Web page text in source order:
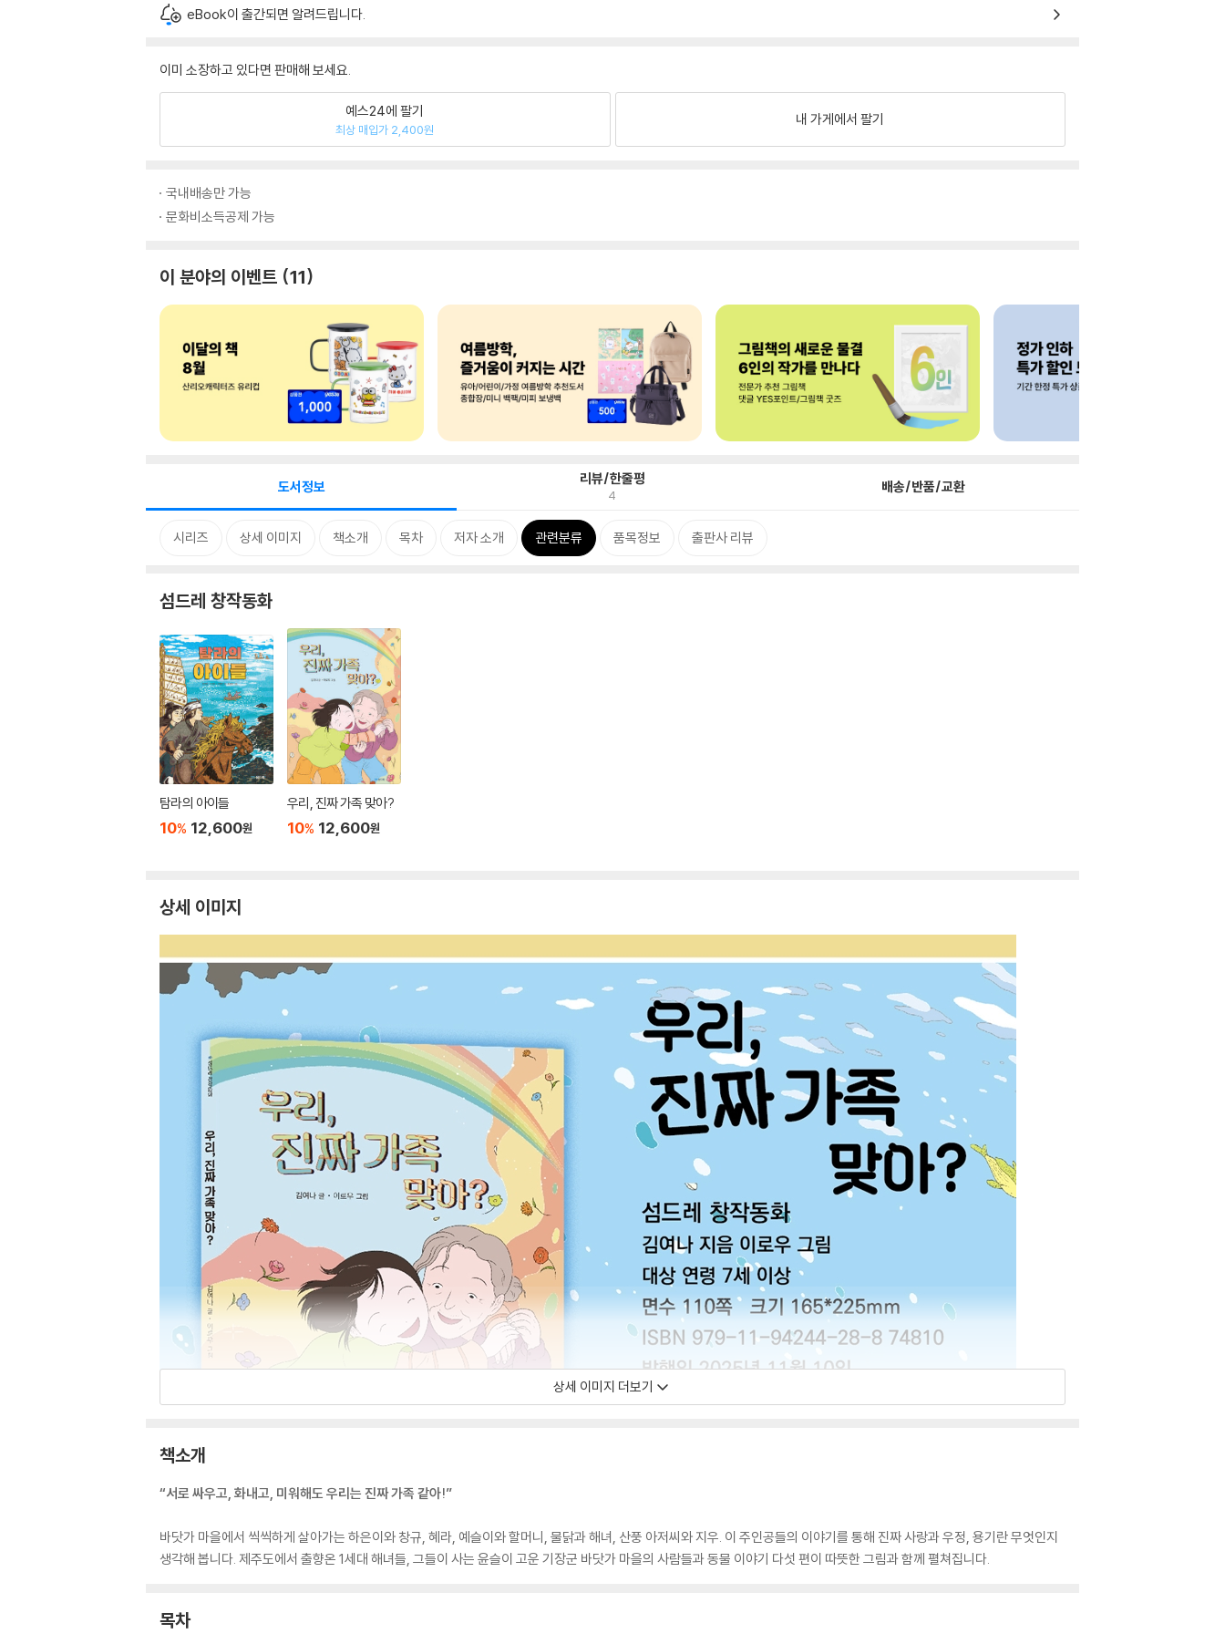
eBook이 출간되면 알려드립니다.
이미 소장하고 있다면 판매해 보세요.
예스24에 팔기
최상 매입가 2,400원
내 가게에서 팔기
국내배송만 가능
문화비소득공제 가능
이 분야의 이벤트 11
도서정보 리뷰/한줄평
4 배송/반품/교환
시리즈 상세 이미지 책소개 목차 저자 소개 관련분류 품목정보 출판사 리뷰
섬드레 창작동화
탐라의 아이들
10% 12,600원
우리, 진짜 가족 맞아?
10% 12,600원
상세 이미지
상세 이미지 더보기
책소개
“서로 싸우고, 화내고, 미워해도 우리는 진짜 가족 같아!”
바닷가 마을에서 씩씩하게 살아가는 하은이와 창규, 혜라, 예슬이와 할머니, 물닭과 해녀, 산풍 아저씨와 지우. 이 주인공들의 이야기를 통해 진짜 사랑과 우정, 용기란 무엇인지
생각해 봅니다. 제주도에서 출향온 1세대 해녀들, 그들이 사는 윤슬이 고운 기장군 바닷가 마을의 사람들과 동물 이야기 다섯 편이 따뜻한 그림과 함께 펼쳐집니다.
목차